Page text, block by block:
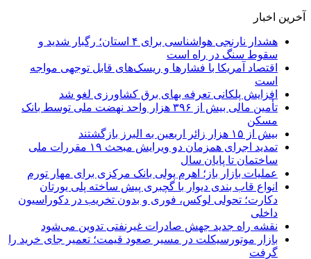
آخرین اخبار
هشدار نارنجی هواشناسی برای ۴ استان؛ رگبار شدید و
سقوط سنگ در راه است
اقتصاد آمریکا با فشارها و ریسک‌های قابل توجهی مواجه
است
افزایش پلکانی تعرفه بهای برق کشاورزی لغو شد
تأمین مالی بیش از ۳۹۶ هزار واحد نهضت ملی توسط بانک
مسکن
بیش از ۱۵ هزار زائر اربعین به البرز بازگشتند
تمدید اجرای همزمان دو ویرایش مبحث ۱۹ مقررات ملی
ساختمان تا پایان سال
عملیات بازار باز؛ اهرم پولی بانک مرکزی برای مهار تورم
انواع قاب بندی دیوار با گچبری پیش ساخته پلی یورتان
دکارت؛ تحولی لوکس، فوری و بدون تخریب در دکوراسیون
داخلی
نقشه راه جدید جهش صادرات غیرنفتی تدوین می‌شود
بازار موتورسیکلت در مسیر صعود قیمت؛ تعمیر جای خرید را
گرفت